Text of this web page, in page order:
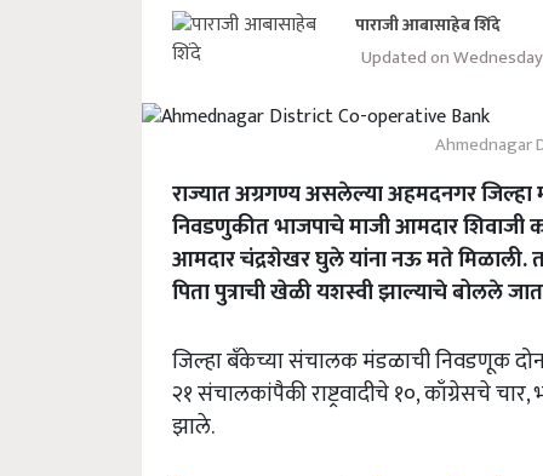
पाराजी आबासाहेब शिंदे
Updated on
Ahmednagar
राज्यात अग्रगण्य असलेल्या अहमदनगर जिल्हा
निवडणुकीत भाजपाचे माजी आमदार शिवाजी
आमदार चंद्रशेखर घुले यांना नऊ मते मिळाली.
पिता पुत्राची खेळी यशस्वी झाल्याचे बोलले
जिल्हा बँकेच्या संचालक मंडळाची निवडणूक
२१ संचालकांपैकी राष्ट्रवादीचे १०, काँग्रेसचे
झाले.